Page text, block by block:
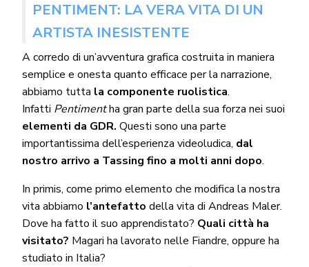
PENTIMENT: LA VERA VITA DI UN
ARTISTA INESISTENTE
A corredo di un’avventura grafica costruita in maniera
semplice e onesta quanto efficace per la narrazione,
abbiamo tutta la componente ruolistica.
Infatti Pentimentha gran parte della sua forza nei suoi
elementi da GDR.Questi sono una parte
importantissima dell’esperienza videoludica, dal
nostro arrivo a Tassing fino a molti anni dopo.
In primis, come primo elemento che modifica la nostra
vita abbiamo l’antefatto della vita di Andreas Maler.
Dove ha fatto il suo apprendistato? Quali città ha
visitato? Magari ha lavorato nelle Fiandre, oppure ha
studiato in Italia?